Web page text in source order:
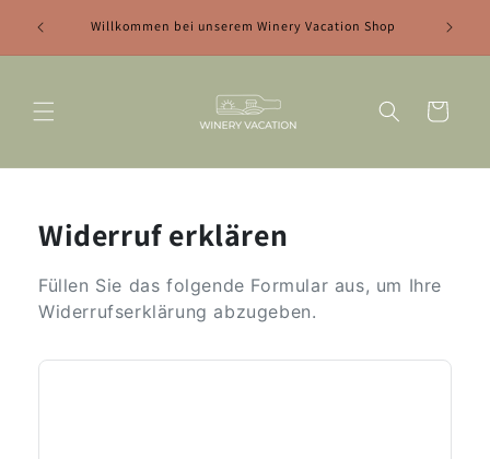
Willkommen bei unserem Winery Vacation Shop Neuer
Warenkorb
Widerruf erklären
Füllen Sie das folgende Formular aus, um Ihre
Widerrufserklärung abzugeben.